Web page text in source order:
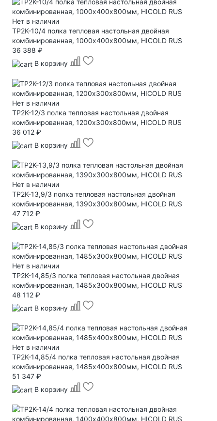
Нет в наличии
TP2K-10/4 полка тепловая настольная двойная
комбинированная, 1000х400х800мм, HICOLD RUS
36 388 ₽
В корзину
Нет в наличии
TP2K-12/3 полка тепловая настольная двойная
комбинированная, 1200х300х800мм, HICOLD RUS
36 012 ₽
В корзину
Нет в наличии
TP2K-13,9/3 полка тепловая настольная двойная
комбинированная, 1390х300х800мм, HICOLD RUS
47 712 ₽
В корзину
Нет в наличии
TP2K-14,85/3 полка тепловая настольная двойная
комбинированная, 1485х300х800мм, HICOLD RUS
48 112 ₽
В корзину
Нет в наличии
TP2K-14,85/4 полка тепловая настольная двойная
комбинированная, 1485х400х800мм, HICOLD RUS
51 347 ₽
В корзину